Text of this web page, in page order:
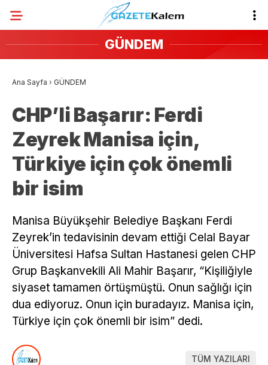
GÜNDEM
Ana Sayfa › GÜNDEM
CHP’li Başarır: Ferdi
Zeyrek Manisa için,
Türkiye için çok önemli
bir isim
Manisa Büyükşehir Belediye Başkanı Ferdi
Zeyrek’in tedavisinin devam ettiği Celal Bayar
Üniversitesi Hafsa Sultan Hastanesi gelen CHP
Grup Başkanvekili Ali Mahir Başarır, “Kişiliğiyle
siyaset tamamen örtüşmüştü. Onun sağlığı için
dua ediyoruz. Onun için buradayız. Manisa için,
Türkiye için çok önemli bir isim” dedi.
TÜM YAZILARI